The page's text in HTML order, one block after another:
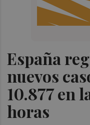
España
nuevos
10.877 en
horas